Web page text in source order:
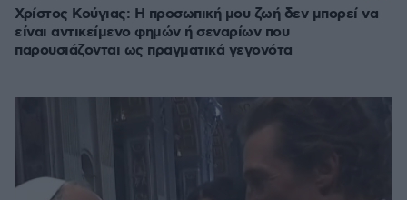
Χρίστος Κούγιας: Η προσωπική μου ζωή δεν μπορεί να
είναι αντικείμενο φημών ή σεναρίων που
παρουσιάζονται ως πραγματικά γεγονότα